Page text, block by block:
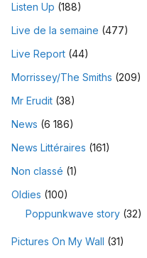
Listen Up (188)
Live de la semaine (477)
Live Report (44)
Morrissey/The Smiths (209)
Mr Erudit (38)
News (6 186)
News Littéraires (161)
Non classé (1)
Oldies (100)
Poppunkwave story (32)
Pictures On My Wall (31)